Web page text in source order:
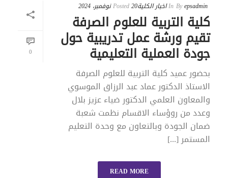
0
Byepsadmin
Inاخبار الكلية Posted20 نوفمبر، 2024
كلية التربية للعلوم الصرفة
تقيم ورشة عمل تدريبية حول
جودة العملية التعليمية
بحضور عميد كلية التربية للعلوم الصرفة
الاستاذ الدكتور عماد عبد الرزاق الموسوي
والمعاون العلمي الدكتور ضياء عزيز بلال
وعدد من روؤساء الاقسام نظمت شعبة
ضمان الجودة وبالتعاون مع وحدة التعليم
المستمر [...]
READ MORE